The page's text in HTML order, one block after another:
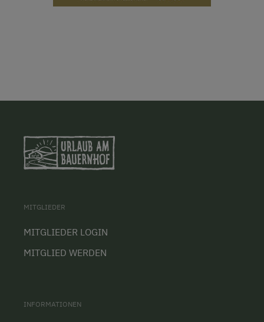
MITGLIEDER
MITGLIEDER LOGIN
MITGLIED WERDEN
INFORMATIONEN